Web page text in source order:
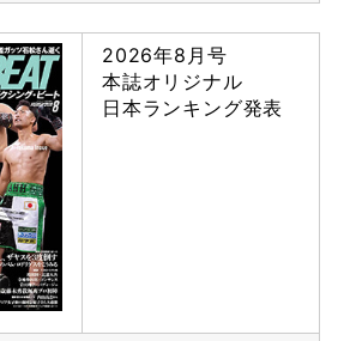
2026年8月号
本誌オリジナル
日本ランキング発表